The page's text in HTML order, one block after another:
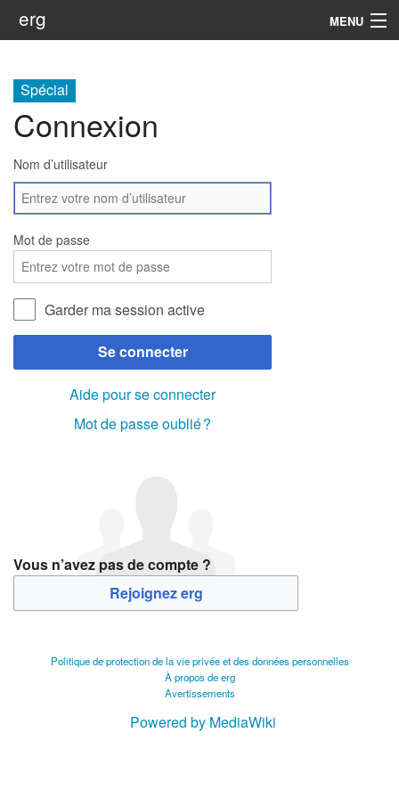
erg MENU
Soutien
Web
Spécial
Connexion
Nom d’utilisateur
Mot de passe
Garder ma session active
Se connecter
Aide pour se connecter
Mot de passe oublié ?
Vous n’avez pas de compte ?
Rejoignez erg
Politique de protection de la vie privée et des données personnelles
À propos de erg
Avertissements
Powered by MediaWiki